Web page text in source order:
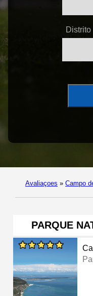
Distrito
Avaliaçoes » Campo
PARQUE